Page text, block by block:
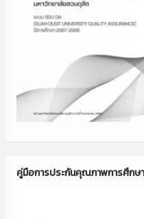
คู่มือการประกันคุณภาพการศึกษ